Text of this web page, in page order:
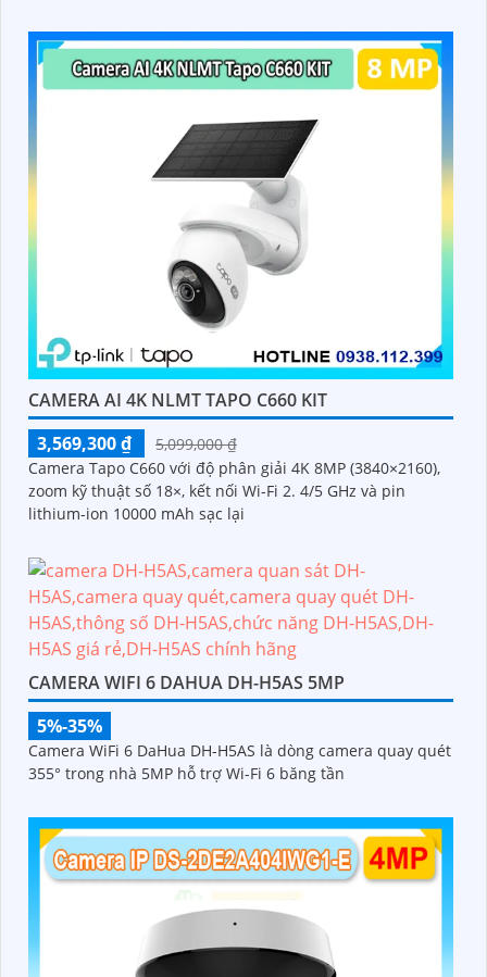
CAMERA AI 4K NLMT TAPO C660 KIT
3,569,300 ₫
5,099,000 ₫
Camera Tapo C660 với độ phân giải 4K 8MP (3840×2160),
zoom kỹ thuật số 18×, kết nối Wi-Fi 2. 4/5 GHz và pin
lithium-ion 10000 mAh sạc lại
CAMERA WIFI 6 DAHUA DH-H5AS 5MP
5%-35%
Camera WiFi 6 DaHua DH-H5AS là dòng camera quay quét
355° trong nhà 5MP hỗ trợ Wi-Fi 6 băng tần